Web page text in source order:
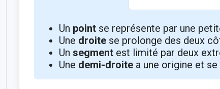
Un pointse représente par une
Une droitese prolonge des deux
Un segmentest limité par deux
Une demi-droitea une origine et